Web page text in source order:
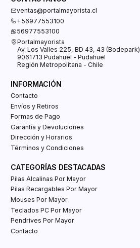
ventas@portalmayorista.cl
+56977553100
56977553100
Portalmayorista
Av. Los Valles 225, BD 43, 43 (Bodepark)
9061713 Pudahuel - Pudahuel
Región Metropolitana - Chile
INFORMACIÓN
Contacto
Envíos y Retiros
Formas de Pago
Garantía y Devoluciones
Dirección y Horarios
Términos y Condiciones
CATEGORÍAS DESTACADAS
Pilas Alcalinas Por Mayor
Pilas Recargables Por Mayor
Mouses Por Mayor
Teclados PC Por Mayor
Pendrives Por Mayor
Contacto